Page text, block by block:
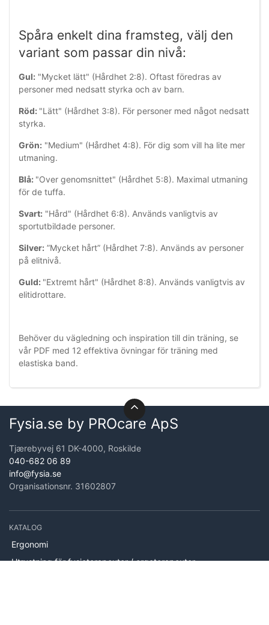
Spåra enkelt dina framsteg, välj den
variant som passar din nivå:
Gul: "Mycket lätt" (Hårdhet 2:8). Oftast föredras av
personer med nedsatt styrka och av barn.
Röd: "Lätt" (Hårdhet 3:8). För personer med något nedsatt
styrka.
Grön: "Medium" (Hårdhet 4:8). För dig som vill ha lite mer
utmaning.
Blå: "Over genomsnittet" (Hårdhet 5:8). Maximal utmaning
för de tuffa.
Svart: "Hård" (Hårdhet 6:8). Används vanligtvis av
sportutbildade personer.
Silver: ”Mycket hårt” (Hårdhet 7:8). Används av personer
på elitnivå.
Guld: "Extremt hårt" (Hårdhet 8:8). Används vanligtvis av
elitidrottare.
Behöver du vägledning och inspiration till din träning, se
vår PDF med 12 effektiva övningar för träning med
elastiska band.
Fysia.se by PROcare ApS
Tjærebyvej 61 DK-4000, Roskilde
040-682 06 89
info@fysia.se
Organisationsnr. 31602807
KATALOG
Ergonomi
Utrustning för fysioterapeuter / ergoterapeuter